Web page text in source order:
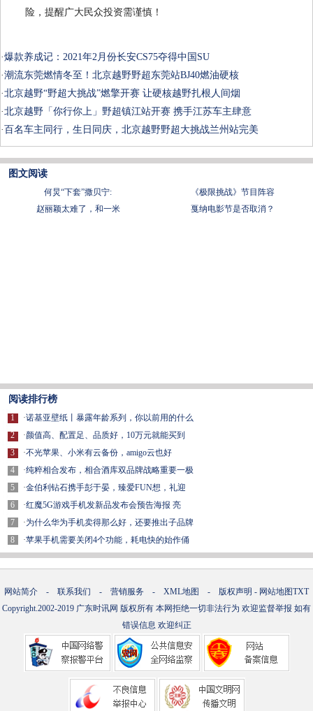
险，提醒广大民众投资需谨慎！
·爆款养成记：2021年2月份长安CS75夺得中国SU
·潮流东莞燃情冬至！北京越野野超东莞站BJ40燃油硬核
·北京越野“野超大挑战”燃擎开赛 让硬核越野扎根人间烟
·北京越野「你行你上」野超镇江站开赛 携手江苏车主肆意
·百名车主同行，生日同庆，北京越野野超大挑战兰州站完美
图文阅读
何炅“下套”撒贝宁:
《极限挑战》节目阵容
赵丽颖太难了，和一米
戛纳电影节是否取消？
阅读排行榜
1
2
3
4
5
6
7
8
·诺基亚壁纸丨暴露年龄系列，你以前用的什么
·颜值高、配置足、品质好，10万元就能买到
·不光苹果、小米有云备份，amigo云也好
·纯粹相合发布，相合酒库双品牌战略重要一极
·金伯利钻石携手彭于晏，臻爱FUN想，礼迎
·红魔5G游戏手机发新品发布会预告海报 亮
·为什么华为手机卖得那么好，还要推出子品牌
·苹果手机需要关闭4个功能，耗电快的始作俑
网站简介 - 联系我们 - 营销服务 - XML地图 - 版权声明 - 网站地图TXT
Copyright.2002-2019 广东时讯网 版权所有 本网拒绝一切非法行为 欢迎监督举报 如有
错误信息 欢迎纠正